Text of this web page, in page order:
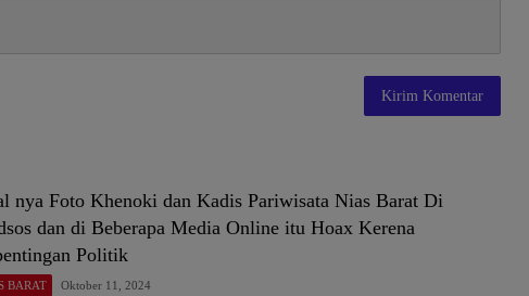
nya Foto Khenoki dan Kadis Pariwisata Nias Barat Di
dan di Beberapa Media Online itu Hoax Kerena
Politik
BARAT Oktober 11, 2024